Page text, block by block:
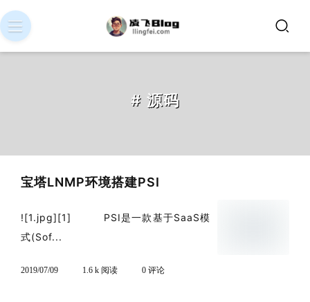
# 源码
宝塔LNMP环境搭建PSI
![1.jpg][1] PSI是一款基于SaaS模
式(Sof...
2019/07/09 1.6 k 阅读 0 评论